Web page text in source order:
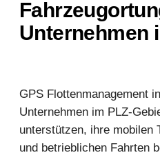
Unternehmen
GPS Flottenmanagement
Unternehmen im PLZ-
unterstützen, ihre mobilen
und betrieblichen Fahrten